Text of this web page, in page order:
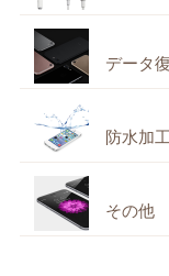
データ
防水加工
その他